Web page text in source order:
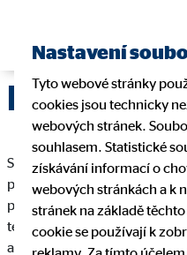
Se svými dotazy a žádostmi
především prostřednictvím
poradce/zprostředkovatele,
telefonického nebo e-
adrese místa podnikání
Nastavení
Tyto webové stránky
cookies jsou technicky
webových stránek.
souhlasem. Statistické
získávání informací o
webových stránkách a k
stránek na základě
cookie se používají k